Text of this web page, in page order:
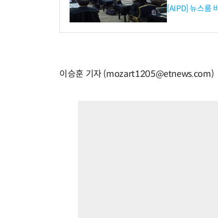
[AIPD] 뉴스룸
이승훈 기자 (mozart1205@etnews.com)